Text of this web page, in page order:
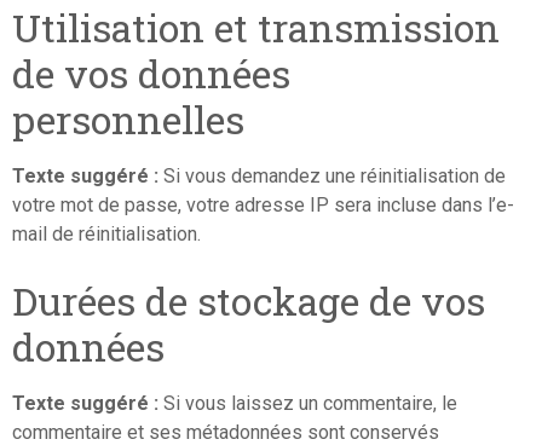
Utilisation et transmission
de vos données
personnelles
Texte suggéré : Si vous demandez une réinitialisation de
votre mot de passe, votre adresse IP sera incluse dans l’e-
mail de réinitialisation.
Durées de stockage de vos
données
Texte suggéré : Si vous laissez un commentaire, le
commentaire et ses métadonnées sont conservés